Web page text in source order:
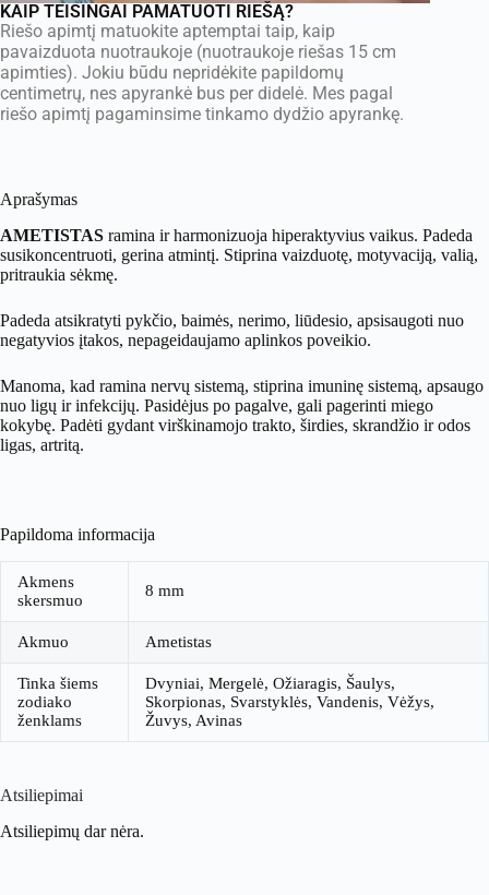
KAIP TEISINGAI PAMATUOTI RIEŠĄ?
Riešo apimtį matuokite aptemptai taip, kaip
pavaizduota nuotraukoje (nuotraukoje riešas 15 cm
apimties). Jokiu būdu nepridėkite papildomų
centimetrų, nes apyrankė bus per didelė. Mes pagal
riešo apimtį pagaminsime tinkamo dydžio apyrankę.
Aprašymas
AMETISTAS ramina ir harmonizuoja hiperaktyvius vaikus. Padeda
susikoncentruoti, gerina atmintį. Stiprina vaizduotę, motyvaciją, valią,
pritraukia sėkmę.
Padeda atsikratyti pykčio, baimės, nerimo, liūdesio, apsisaugoti nuo
negatyvios įtakos, nepageidaujamo aplinkos poveikio.
Manoma, kad ramina nervų sistemą, stiprina imuninę sistemą, apsaugo
nuo ligų ir infekcijų. Pasidėjus po pagalve, gali pagerinti miego
kokybę. Padėti gydant virškinamojo trakto, širdies, skrandžio ir odos
ligas, artritą.
Papildoma informacija
Akmens
skersmuo
8 mm
Akmuo Ametistas
Tinka šiems
zodiako
ženklams
Dvyniai, Mergelė, Ožiaragis, Šaulys,
Skorpionas, Svarstyklės, Vandenis, Vėžys,
Žuvys, Avinas
Atsiliepimai
Atsiliepimų dar nėra.